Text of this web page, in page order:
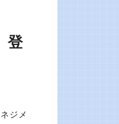
登
ジメ